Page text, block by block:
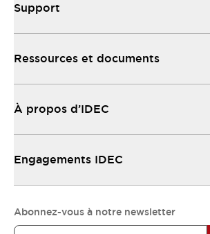
Support
Ressources et documents
À propos d’IDEC
Engagements IDEC
Abonnez-vous à notre newsletter